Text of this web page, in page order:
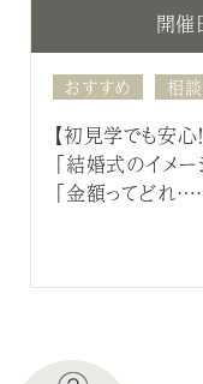
開催
おすすめ 相
【初見学でも安
「結婚式のイメ
「金額ってどれ